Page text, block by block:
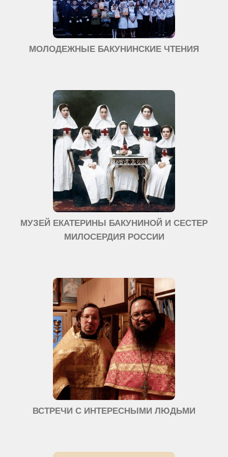
МОЛОДЕЖНЫЕ БАКУНИНСКИЕ ЧТЕНИЯ
МУЗЕЙ ЕКАТЕРИНЫ БАКУНИНОЙ И СЕСТЕР
МИЛОСЕРДИЯ РОССИИ
ВСТРЕЧИ С ИНТЕРЕСНЫМИ ЛЮДЬМИ